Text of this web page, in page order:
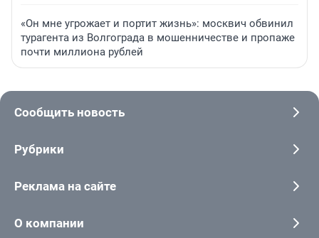
«Он мне угрожает и портит жизнь»: москвич обвинил
турагента из Волгограда в мошенничестве и пропаже
почти миллиона рублей
Сообщить новость
Рубрики
Реклама на сайте
О компании